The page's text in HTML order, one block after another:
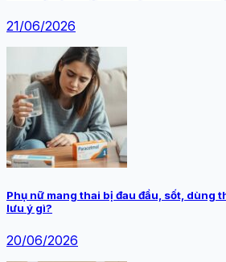
21/06/2026
Phụ nữ mang thai bị đau đầu, sốt, dùng
lưu ý gì?
20/06/2026